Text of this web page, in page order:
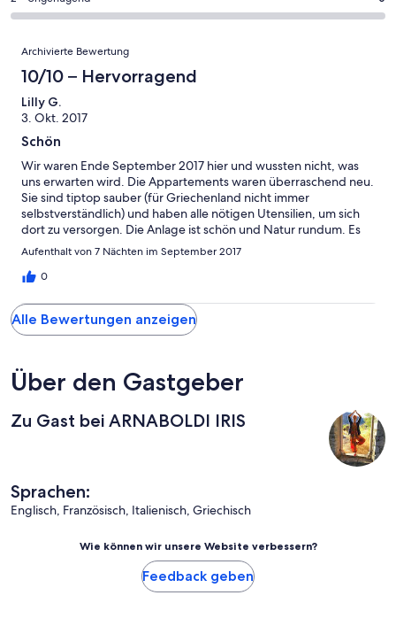
Bewertung
10
haben
Bewertung
Gut
Gästebewertungen
eine
Bewertung
Okay
insgesamt
Gästebewertungen
eine
Bewertung
von
Schlecht
von
Gästebewertungen
eine
von
Ungenügend
Bewertungen
Archivierte Bewertung
10/10 – Hervorragend
Lilly G.
3. Okt. 2017
Schön
Wir waren Ende September 2017 hier und wussten nicht, was
uns erwarten wird. Die Appartements waren überraschend neu.
Sie sind tiptop sauber (für Griechenland nicht immer
selbstverständlich) und haben alle nötigen Utensilien, um sich
dort zu versorgen. Die Anlage ist schön und Natur rundum. Es
ist sehr ruhig. Die Gastgeber nett und unaufdringlich. Einige
Appartements sind recht nah beieinander, so dass man dort
schon die Nachbarn etwas hört. Der Ort Ferma ist sehr ruhig,
sind wirklich schön, sauber und wenig besucht. Also etwas für
Leute, die Ruhe und Entspannung suchen.
Aufenthalt von 7 Nächten im September 2017
0
Alle Bewertungen anzeigen
Über den Gastgeber
Zu Gast bei ARNABOLDI IRIS
Sprachen:
Englisch, Französisch, Italienisch, Griechisch
Wie können wir unsere Website verbessern?
Feedback geben